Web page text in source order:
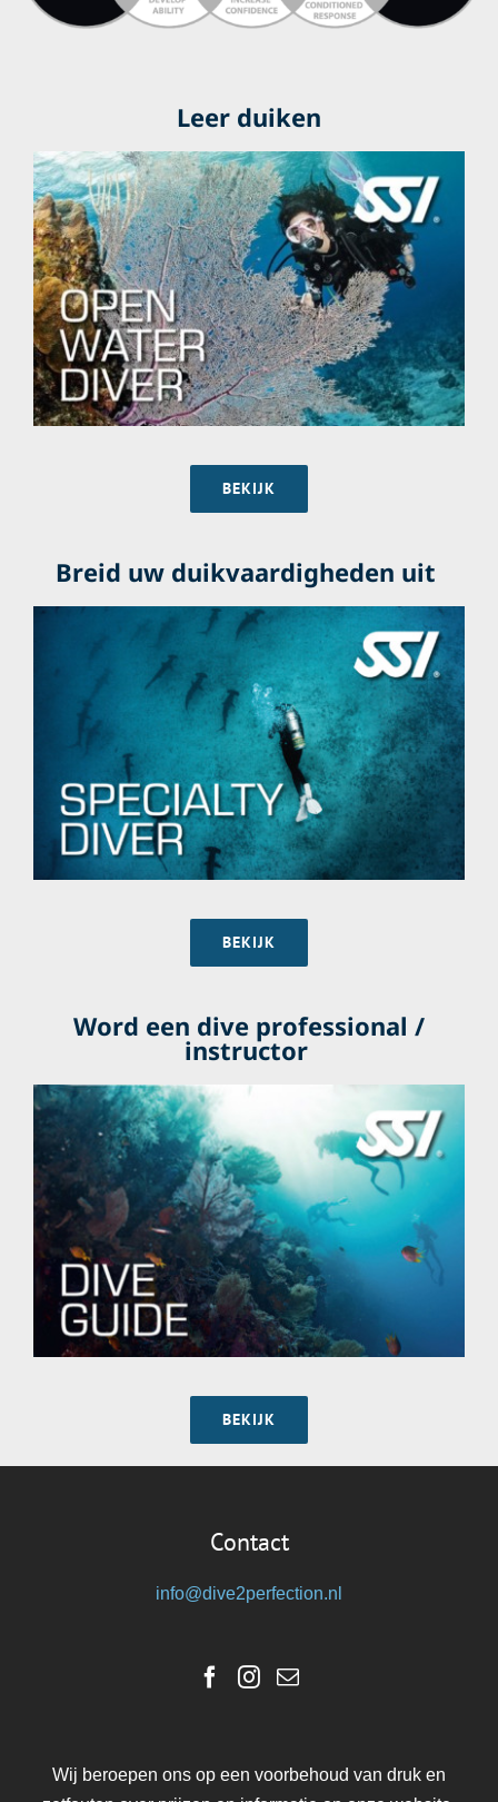
Leer duiken
BEKIJK
Breid uw duikvaardigheden uit
BEKIJK
Word een dive professional /
instructor
BEKIJK
Contact
info@dive2perfection.nl
Wij beroepen ons op een voorbehoud van druk en